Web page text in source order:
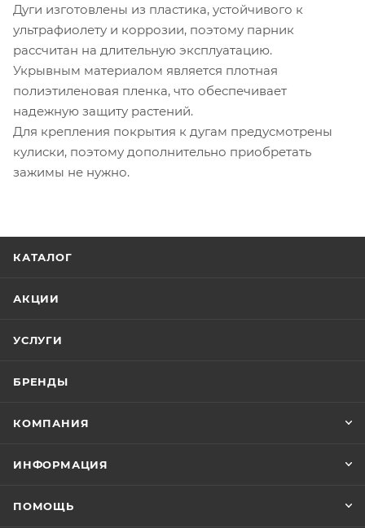
Дуги изготовлены из пластика, устойчивого к
ультрафиолету и коррозии, поэтому парник
рассчитан на длительную эксплуатацию.
Укрывным материалом является плотная
полиэтиленовая пленка, что обеспечивает
надежную защиту растений.
Для крепления покрытия к дугам предусмотрены
кулиски, поэтому дополнительно приобретать
зажимы не нужно.
КАТАЛОГ
АКЦИИ
УСЛУГИ
БРЕНДЫ
КОМПАНИЯ
ИНФОРМАЦИЯ
ПОМОЩЬ